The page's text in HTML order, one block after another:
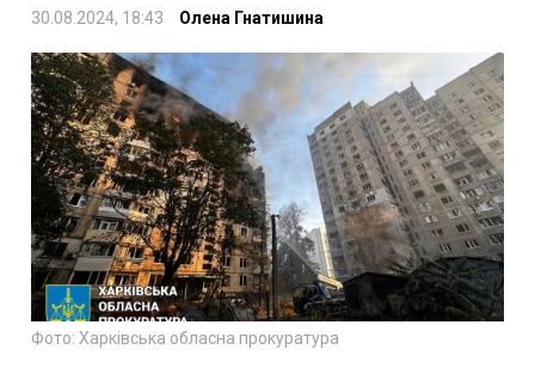
30.08.2024, 18:43 Олена Гнатишина
Фото: Харківська обласна прокуратура